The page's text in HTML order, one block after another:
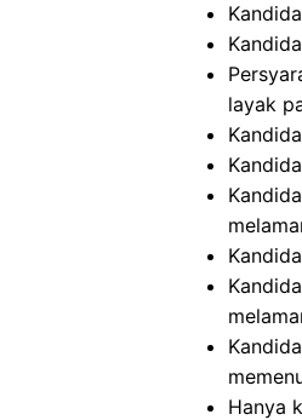
layak
Hanya